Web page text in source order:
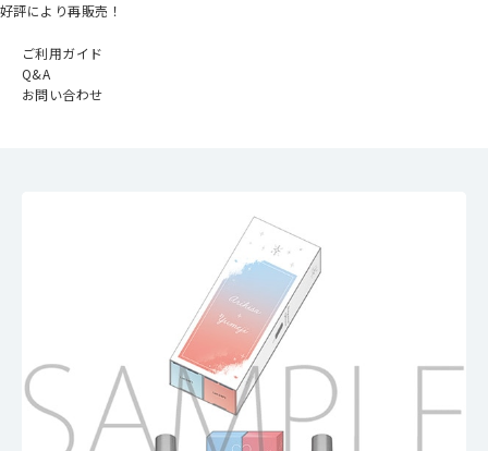
好評により再販売！
ご利用ガイド
Q&A
お問い合わせ